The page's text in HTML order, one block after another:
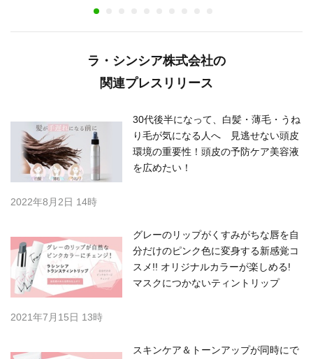
ラ・シンシア株式会社の
関連プレスリリース
30代後半になって、白髪・薄毛・うね
り毛が気になる人へ 見逃せない頭皮
環境の重要性！頭皮の予防ケア美容液
を広めたい！
2022年8月2日 14時
グレーのリップがくすみがちな唇を自
分だけのピンク色に変身する新感覚コ
スメ!! オリジナルカラーが楽しめる!
マスクにつかないティントリップ
2021年7月15日 13時
スキンケア＆トーンアップが同時にで